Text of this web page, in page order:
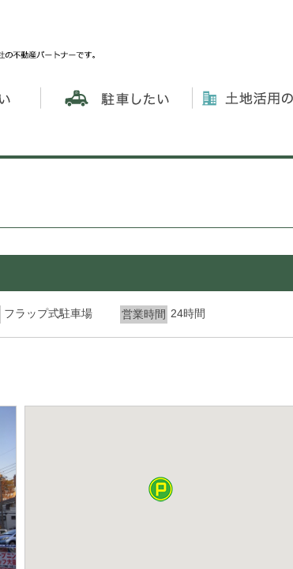
フラップ式駐車場 営業時間 24時間